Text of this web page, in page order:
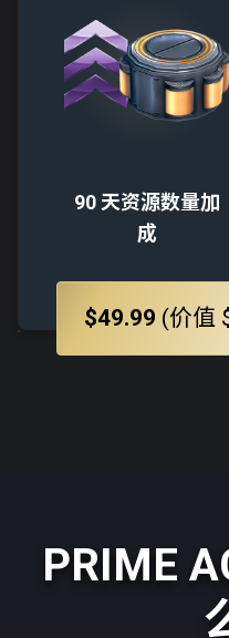
90 天资源数量加
成
$49.99 (价值
PRIME